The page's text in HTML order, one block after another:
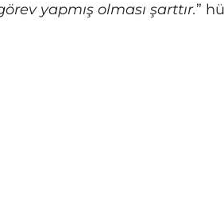
yapmış olması şarttır.”